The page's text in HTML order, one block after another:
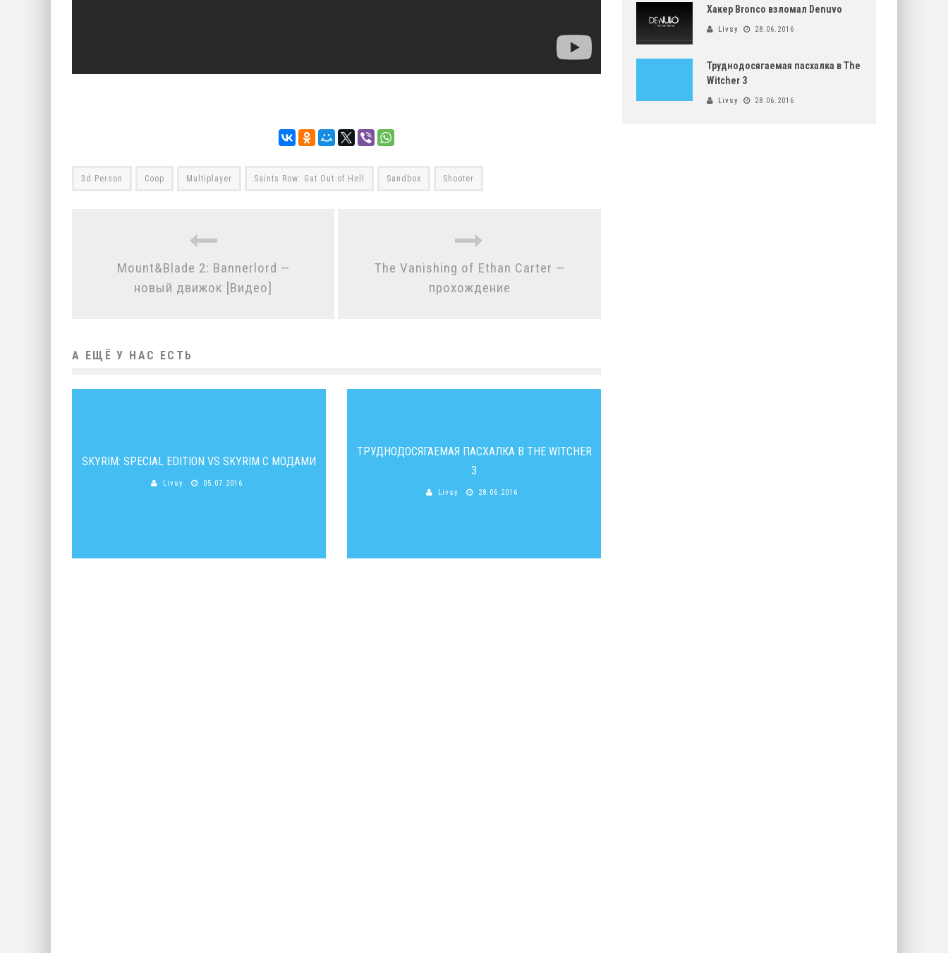
3d Person Coop Multiplayer Saints Row: Gat Out of Hell Sandbox Shooter
Mount&Blade 2: Bannerlord —
новый движок [Видео]
The Vanishing of Ethan Carter —
прохождение
А ЕЩЁ У НАС ЕСТЬ
SKYRIM: SPECIAL EDITION VS SKYRIM С МОДАМИ
Livsy 05.07.2016
ТРУДНОДОСЯГАЕМАЯ ПАСХАЛКА В THE WITCHER
3
Livsy 28.06.2016
Хакер Bronco взломал Denuvo
Livsy 28.06.2016
Труднодосягаемая пасхалка в The
Witcher 3
Livsy 28.06.2016